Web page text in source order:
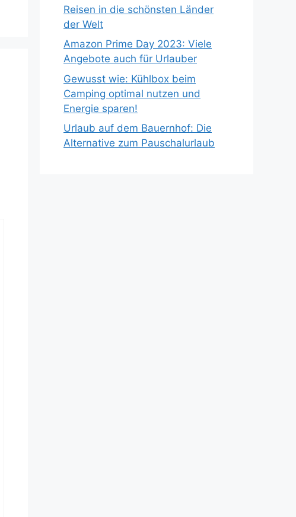
Reisen in die schönsten Länder
der Welt
Amazon Prime Day 2023: Viele
Angebote auch für Urlauber
Gewusst wie: Kühlbox beim
Camping optimal nutzen und
Energie sparen!
Urlaub auf dem Bauernhof: Die
Alternative zum Pauschalurlaub